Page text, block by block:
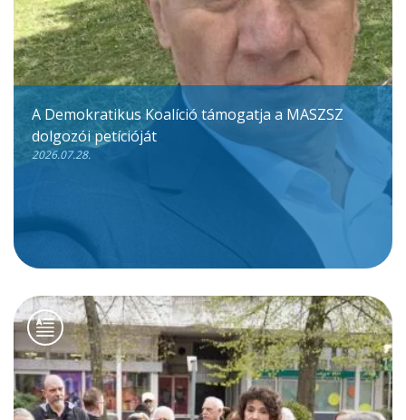
A Demokratikus Koalíció támogatja a MASZSZ
dolgozói petícióját
2026.07.28.